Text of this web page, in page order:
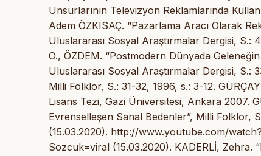
Unsurlarının Televizyon Reklamlarında
Adem ÖZKISAÇ. “Pazarlama Aracı Olarak
Uluslararası Sosyal Araştırmalar Dergisi, S.:
O., ÖZDEM. “Postmodern Dünyada
Uluslararası Sosyal Araştırmalar Dergisi, S.:
Milli Folklor, S.: 31-32, 1996, s.: 3-12.
Lisans Tezi, Gazi Üniversitesi, Ankara 2007.
Evrenselleşen Sanal Bedenler”, Milli Folklor,
(15.03.2020). http://www.youtube.com/
Sozcuk=viral (15.03.2020). KADERLİ, Zehra.